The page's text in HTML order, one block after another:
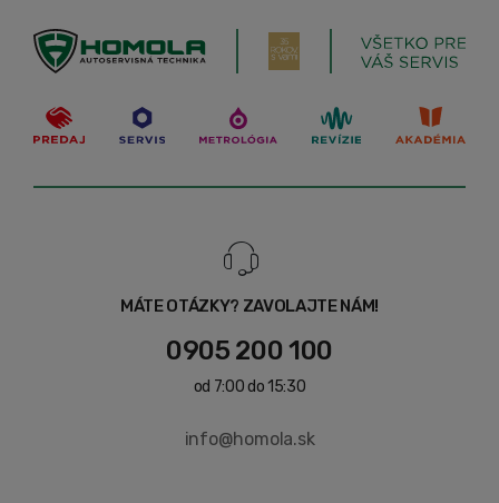
MÁTE OTÁZKY? ZAVOLAJTE NÁM!
0905 200 100
od 7:00 do 15:30
info@homola.sk